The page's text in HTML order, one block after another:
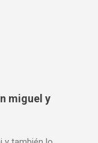
miguel y